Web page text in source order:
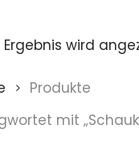
Ergebnis wird
Produkte
mit